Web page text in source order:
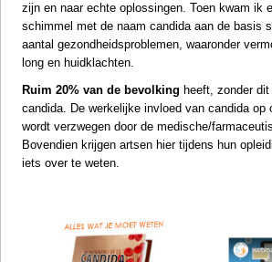
zijn en naar echte oplossingen. Toen kwam ik
schimmel met de naam candida aan de basis
aantal gezondheidsproblemen, waaronder
long en huidklachten.
Ruim 20% van de bevolking heeft, zonder
candida. De werkelijke invloed van candida op
wordt verzwegen door de medische/
Bovendien krijgen artsen hier tijdens hun
iets over te weten.